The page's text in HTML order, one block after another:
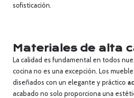
sofisticación.
Materiales de alta
La calidad es fundamental en todos
cocina no es una excepción. Los
diseñados con un elegante y práctico
acabado no solo proporciona una